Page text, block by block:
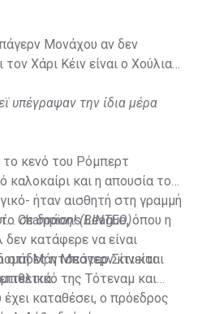
Μονάχου αν δεν
Χάρι Κέιν είναι ο Χούλιαν
υπέγραψαν την ίδια μέρα
το κενό του Ρόμπερτ
και η απουσία του
ήταν αισθητή στη γραμμή
Champions League, όπου η
κατάφερε να είναι
στη Μάντσεστερ Σίτι και
σε δράση! (ΒΙΝΤΕΟ)
η Μπάγερν κινείται
της Τότεναμ και
καταθέσει, ο πρόεδρος